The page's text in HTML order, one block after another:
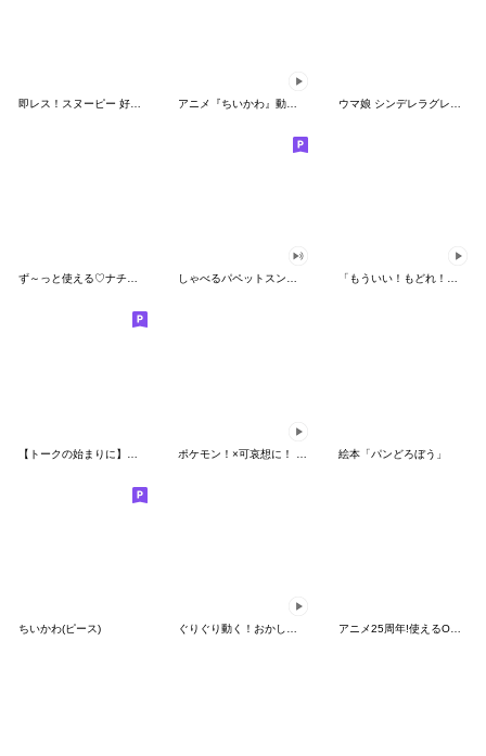
ず～っと使える♡ナチュラルガール しゃべるパペットスンスン（HAPPY） 「もういい！もどれ！ピカチュウ！」
絵本「パンどろぼう」
ちいかわ(ピース) アニメ25周年!使えるONE PIECEスタンプ